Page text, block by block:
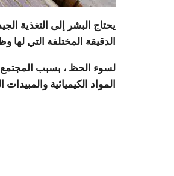
يحتاج البشر إلى التغذية
الدقيقة المختلفة التي لها
لسوء الحظ ، بسبب المجتمع
المواد الكيميائية